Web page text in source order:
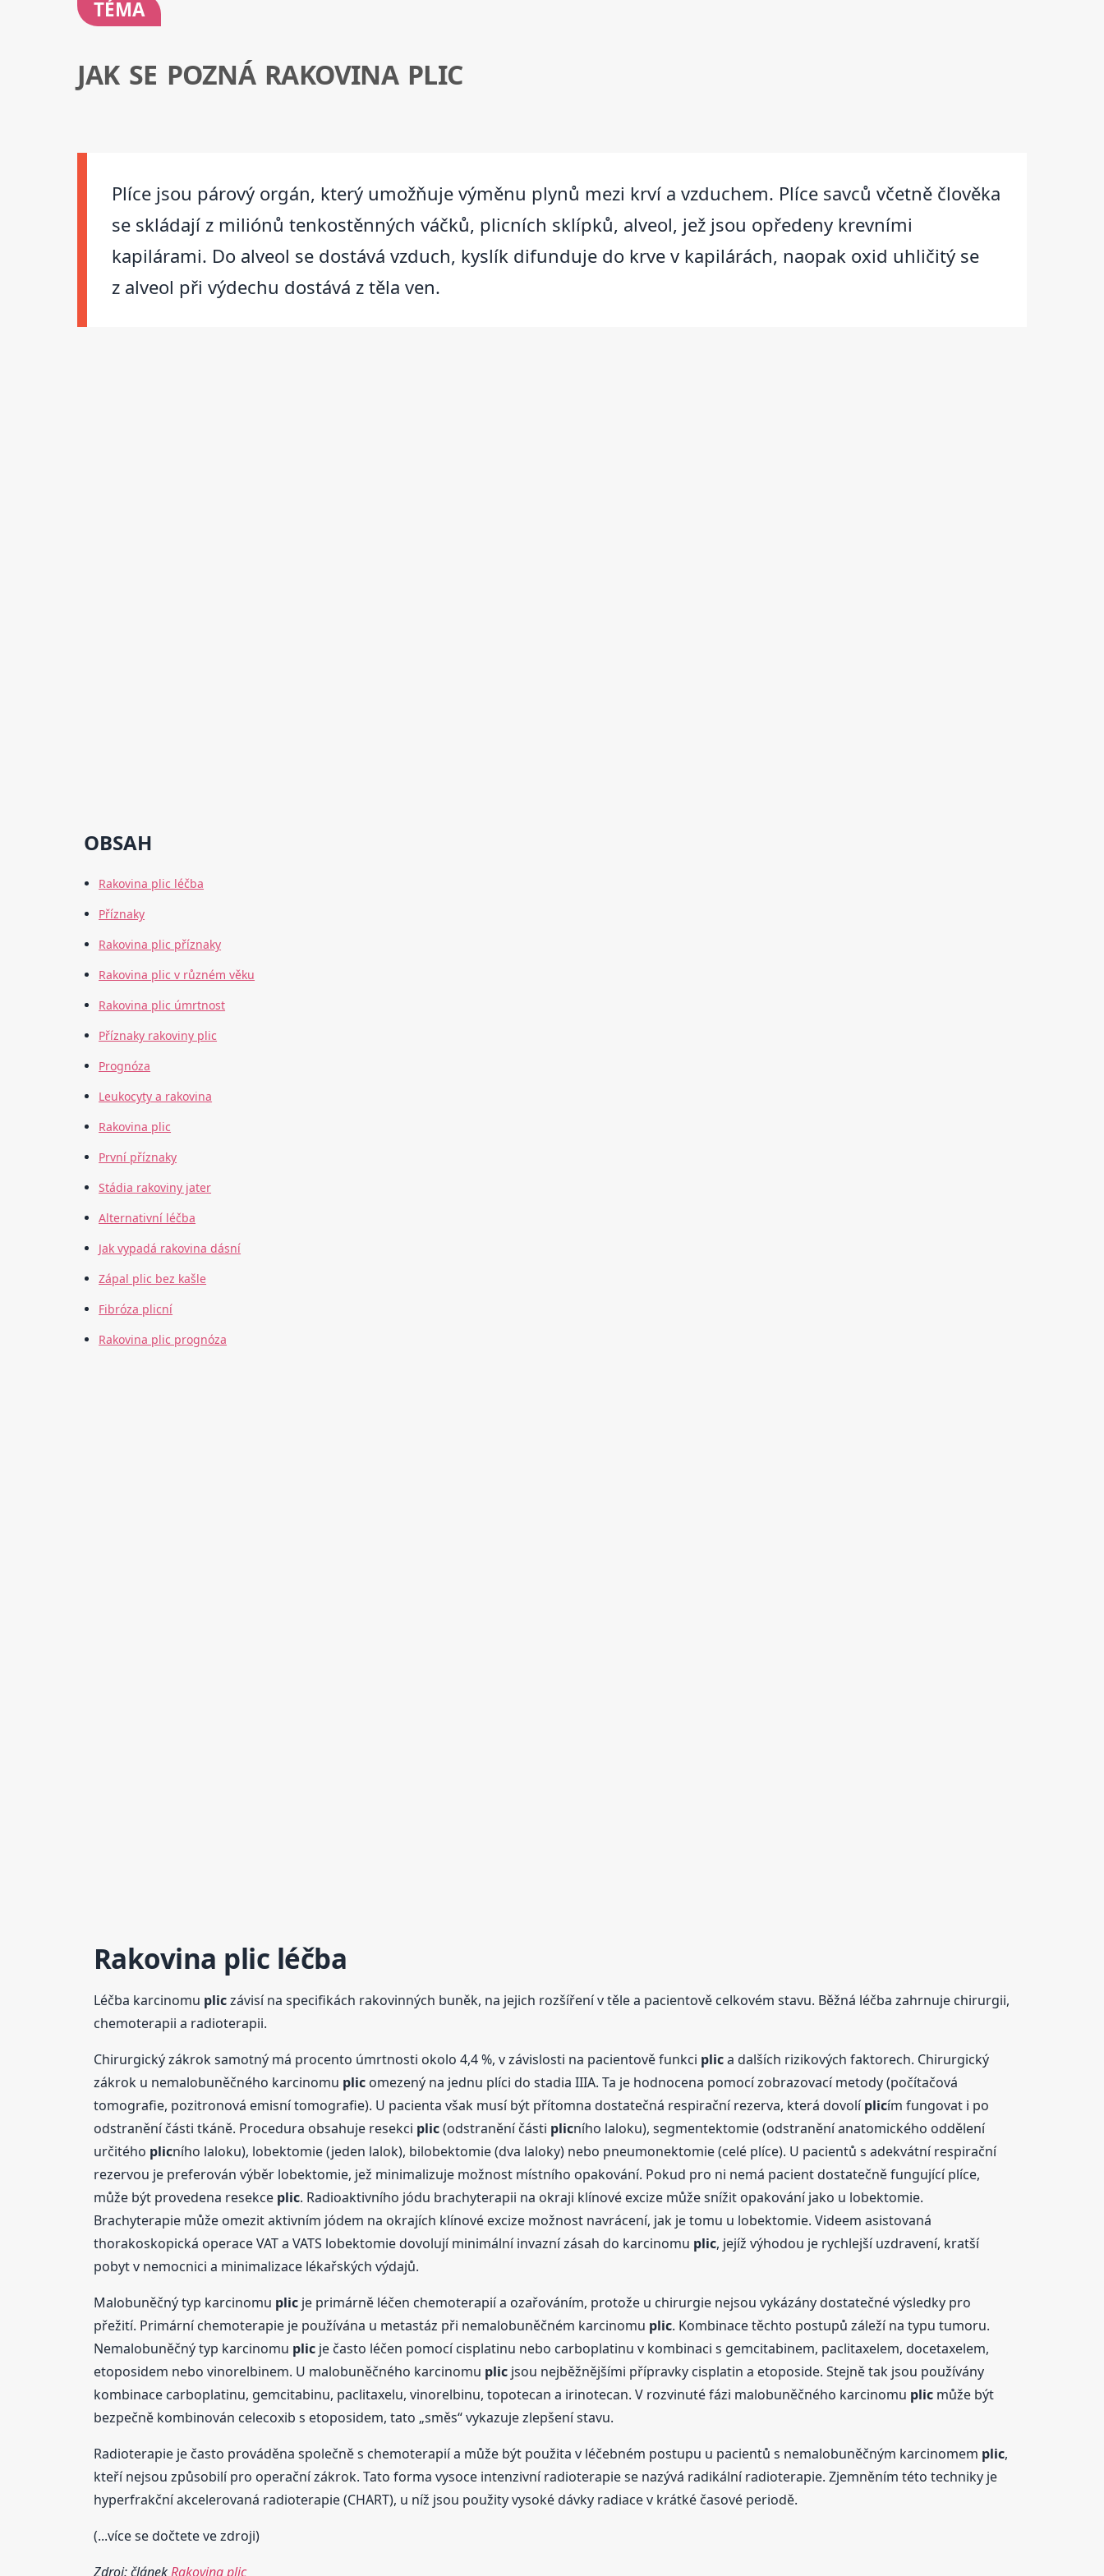
TÉMA
JAK SE POZNÁ RAKOVINA PLIC
Plíce jsou párový orgán, který umožňuje výměnu plynů mezi krví a vzduchem. Plíce savců včetně člověka
se skládají z miliónů tenkostěnných váčků, plicních sklípků, alveol, jež jsou opředeny krevními
kapilárami. Do alveol se dostává vzduch, kyslík difunduje do krve v kapilárách, naopak oxid uhličitý se
z alveol při výdechu dostává z těla ven.
OBSAH
Rakovina plic léčba
Příznaky
Rakovina plic příznaky
Rakovina plic v různém věku
Rakovina plic úmrtnost
Příznaky rakoviny plic
Prognóza
Leukocyty a rakovina
Rakovina plic
První příznaky
Stádia rakoviny jater
Alternativní léčba
Jak vypadá rakovina dásní
Zápal plic bez kašle
Fibróza plicní
Rakovina plic prognóza
Rakovina plic léčba
Léčba karcinomu pliczávisí na specifikách rakovinných buněk, na jejich rozšíření v těle a pacientově celkovém stavu. Běžná léčba zahrnuje chirurgii,
chemoterapii a radioterapii.
Chirurgický zákrok samotný má procento úmrtnosti okolo 4,4 %, v závislosti na pacientově funkci plica dalších rizikových faktorech. Chirurgický
zákrok u nemalobuněčného karcinomu plicomezený na jednu plíci do stadia IIIA. Ta je hodnocena pomocí zobrazovací metody (počítačová
tomografie, pozitronová emisní tomografie). U pacienta však musí být přítomna dostatečná respirační rezerva, která dovolíplicím fungovat i po
odstranění části tkáně. Procedura obsahuje resekci plic(odstranění části plicního laloku), segmentektomie (odstranění anatomického oddělení
určitého plicního laloku), lobektomie (jeden lalok), bilobektomie (dva laloky) nebo pneumonektomie (celé plíce). U pacientů s adekvátní respirační
rezervou je preferován výběr lobektomie, jež minimalizuje možnost místního opakování. Pokud pro ni nemá pacient dostatečně fungující plíce,
může být provedena resekce plic. Radioaktivního jódu brachyterapii na okraji klínové excize může snížit opakování jako u lobektomie.
Brachyterapie může omezit aktivním jódem na okrajích klínové excize možnost navrácení, jak je tomu u lobektomie. Videem asistovaná
thorakoskopická operace VAT a VATS lobektomie dovolují minimální invazní zásah do karcinomu plic, jejíž výhodou je rychlejší uzdravení, kratší
pobyt v nemocnici a minimalizace lékařských výdajů.
Malobuněčný typ karcinomu plicje primárně léčen chemoterapií a ozařováním, protože u chirurgie nejsou vykázány dostatečné výsledky pro
přežití. Primární chemoterapie je používána u metastáz při nemalobuněčném karcinomu plic. Kombinace těchto postupů záleží na typu tumoru.
Nemalobuněčný typ karcinomu plicje často léčen pomocí cisplatinu nebo carboplatinu v kombinaci s gemcitabinem, paclitaxelem, docetaxelem,
etoposidem nebo vinorelbinem. U malobuněčného karcinomu plicjsou nejběžnějšími přípravky cisplatin a etoposide. Stejně tak jsou používány
kombinace carboplatinu, gemcitabinu, paclitaxelu, vinorelbinu, topotecan a irinotecan. V rozvinuté fázi malobuněčného karcinomu plicmůže být
bezpečně kombinován celecoxib s etoposidem, tato „směs“ vykazuje zlepšení stavu.
Radioterapie je často prováděna společně s chemoterapií a může být použita v léčebném postupu u pacientů s nemalobuněčným karcinomem plic,
kteří nejsou způsobilí pro operační zákrok. Tato forma vysoce intenzivní radioterapie se nazývá radikální radioterapie. Zjemněním této techniky je
hyperfrakční akcelerovaná radioterapie (CHART), u níž jsou použity vysoké dávky radiace v krátké časové periodě.
(...více se dočtete ve zdroji)
Zdroj: článek Rakovina plic